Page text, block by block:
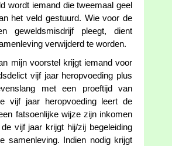
wordt iemand die tweemaal geel
het veld gestuurd. Wie voor de
geweldsmisdrijf pleegt, dient
verwijderd te worden.
mijn voorstel krijgt iemand voor
vijf jaar heropvoeding plus
met een proeftijd van
vijf jaar heropvoeding leert de
fatsoenlijke wijze zijn inkomen
vijf jaar krijgt hij/zij begeleiding
samenleving. Indien nodig krijgt